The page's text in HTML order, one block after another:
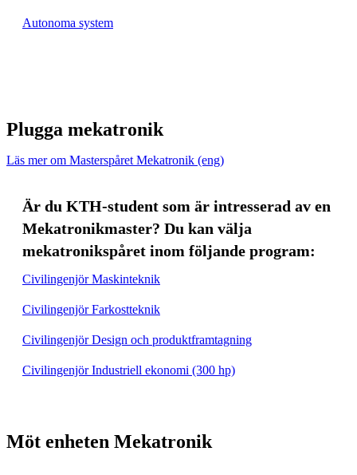
Autonoma system
Plugga mekatronik
Läs mer om Masterspåret Mekatronik (eng)
Är du KTH-student som är intresserad av en
Mekatronikmaster? Du kan välja
mekatronikspåret inom följande program:
Civilingenjör Maskinteknik
Civilingenjör Farkostteknik
Civilingenjör Design och produktframtagning
Civilingenjör Industriell ekonomi (300 hp)
Möt enheten Mekatronik